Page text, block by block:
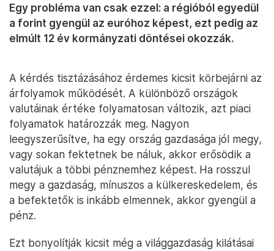
Egy probléma van csak ezzel: a régióból egyedül
a forint gyengül az euróhoz képest, ezt pedig az
elmúlt 12 év kormányzati döntései okozzák.
A kérdés tisztázásához érdemes kicsit körbejárni az
árfolyamok működését. A különböző országok
valutáinak értéke folyamatosan változik, azt piaci
folyamatok határozzák meg. Nagyon
leegyszerűsítve, ha egy ország gazdasága jól megy,
vagy sokan fektetnek be náluk, akkor erősödik a
valutájuk a többi pénznemhez képest. Ha rosszul
megy a gazdaság, mínuszos a külkereskedelem, és
a befektetők is inkább elmennek, akkor gyengül a
pénz.
Ezt bonyolítják kicsit még a világgazdaság kilátásai